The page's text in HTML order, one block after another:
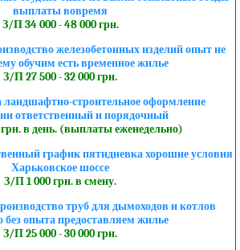
выплаты вовремя
З/П 34 000 - 48 000 грн.
железобетонных изделий опыт не
обучим есть временное жилье
З/П 27 500 - 32 000 грн.
ландшафтно-строительное оформление
ответственный и порядочный
в день. (выплаты еженедельно)
график пятидневка хорошие условия
Харьковское шоссе
З/П 1 000 грн. в смену.
труб для дымоходов и котлов
без опыта предоставляем жилье
З/П 25 000 - 30 000 грн.